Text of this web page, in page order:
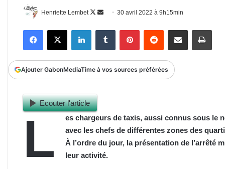
Henriette Lembet
Follow
Envoyer
courriel
30 avril 2022 à 9h15min
FacebookX LinkedinTumblr PinterestReddit Partager par email
Ajouter GabonMediaTime à vos sources préférées
Ecouter l'article
L es chargeurs de taxis, aussi connus sous le
avec les chefs de différentes zones des
À l’ordre du jour, la présentation de l’arrêté
leur activité.